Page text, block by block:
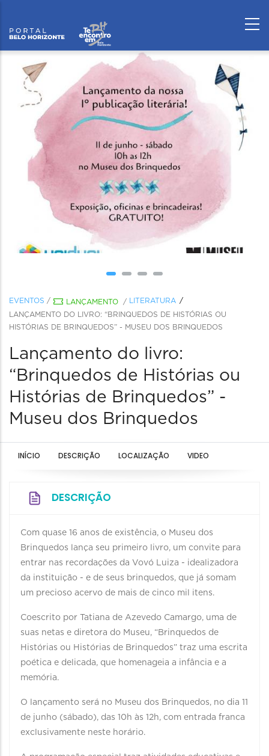
EVENTOS / LANÇAMENTO /
LITERATURA
LANÇAMENTO DO LIVRO: “BRINQUEDOS DE HISTÓRIAS OU
HISTÓRIAS DE BRINQUEDOS” - MUSEU DOS BRINQUEDOS
Lançamento do livro:
“Brinquedos de Histórias ou
Histórias de Brinquedos” -
Museu dos Brinquedos
INÍCIO DESCRIÇÃO LOCALIZAÇÃO VIDEO
DESCRIÇÃO
Com quase 16 anos de existência, o Museu dos
Brinquedos lança seu primeiro livro, um convite para
entrar nas recordações da Vovó Luiza - idealizadora
da instituição - e de seus brinquedos, que já somam
um precioso acervo de mais de cinco mil itens.
Coescrito por Tatiana de Azevedo Camargo, uma de
suas netas e diretora do Museu, “Brinquedos de
Histórias ou Histórias de Brinquedos” traz uma escrita
poética e delicada, que homenageia a infância e a
memória.
O lançamento será no Museu dos Brinquedos, no dia 11
de junho (sábado), das 10h às 12h, com entrada franca
exclusivamente neste horário.